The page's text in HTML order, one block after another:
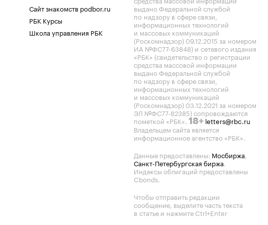
Сайт знакомств podbor.ru
РБК Курсы
Школа управления РБК
выдано Федеральной службой
по надзору в сфере связи,
информационных технологий
и массовых коммуникаций
(Роскомнадзор) 09.12.2015 за номером
ИА №ФС77-63848) и сетевого издания
«РБК» (свидетельство о регистрации
средства массовой информации
выдано Федеральной службой
по надзору в сфере связи,
информационных технологий
и массовых коммуникаций
(Роскомнадзор) 03.12.2021 за номером
ЭЛ №ФС77-82385) сопровождаются
пометкой «РБК». 18+ letters@rbc.ru
Владельцем сайта является
информационное агентство «РБК».
Данные предоставлены: Мосбиржа,
Санкт-Петербургская биржа.
Индексы облигаций предоставлены
Cbonds.
Чтобы отправить редакции
сообщение, выделите часть текста
в статье и нажмите Ctrl+Enter